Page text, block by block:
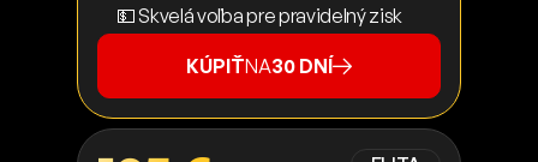
💵 Skvelá voľba pre pravidelný zisk
KÚPIŤNA30 DNÍ